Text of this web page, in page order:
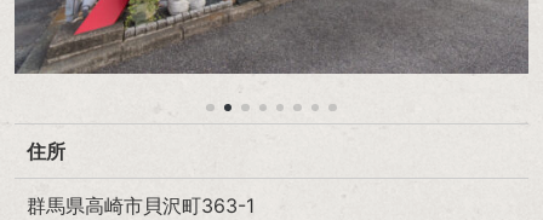
住所
群馬県高崎市貝沢町363-1